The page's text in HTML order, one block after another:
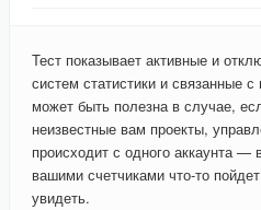
Тест показывает активные и
систем статистики и связанные
может быть полезна в случае,
неизвестные вам проекты,
происходит с одного аккаунта
вашими счетчиками что-то
увидеть.